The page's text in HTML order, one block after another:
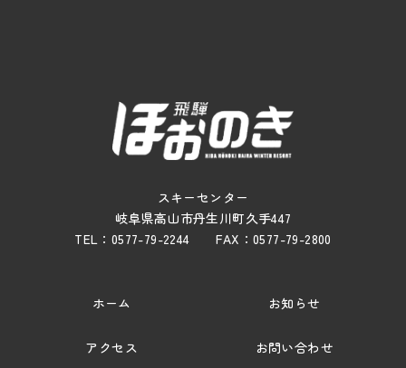
スキーセンター
岐阜県高山市丹生川町久手447
TEL：0577-79-2244 FAX：0577-79-2800
ホーム お知らせ
アクセス お問い合わせ